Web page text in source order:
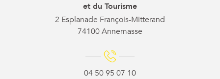
et du Tourisme
2 Esplanade François-Mitterand
74100 Annemasse
04 50 95 07 10